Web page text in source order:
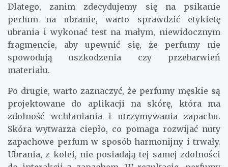
Dlatego, zanim zdecydujemy się na psikanie
perfum na ubranie, warto sprawdzić etykietę
ubrania i wykonać test na małym, niewidocznym
fragmencie, aby upewnić się, że perfumy nie
spowodują uszkodzenia czy przebarwień
materiału.
Po drugie, warto zaznaczyć, że perfumy męskie są
projektowane do aplikacji na skórę, która ma
zdolność wchłaniania i utrzymywania zapachu.
Skóra wytwarza ciepło, co pomaga rozwijać nuty
zapachowe perfum w sposób harmonijny i trwały.
Ubrania, z kolei, nie posiadają tej samej zdolności